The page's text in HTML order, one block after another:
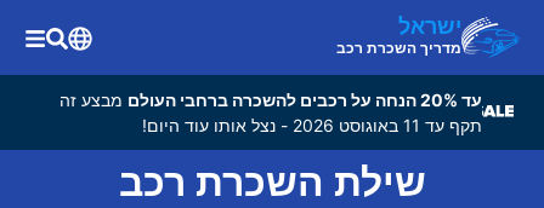
ישראל
מדריך השכרת רכב
עד 20% הנחה על רכבים להשכרה ברחבי העולם
מבצע זה
תקף עד 11 באוגוסט 2026 - נצל אותו עוד היום!
שילת השכרת רכב